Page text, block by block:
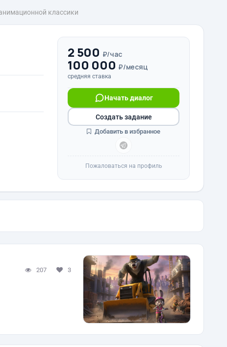
классики
2 500 ₽/час
100 000 ₽/месяц
средняя ставка
Начать диалог
Создать задание
Добавить в избранное
Пожаловаться на профиль
207 3